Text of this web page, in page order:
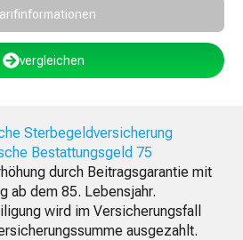
vergleichen
Bestattungsgeld 75
durch Beitragsgarantie mit
ab dem 85. Lebensjahr.
wird im Versicherungsfall
ausgezahlt.